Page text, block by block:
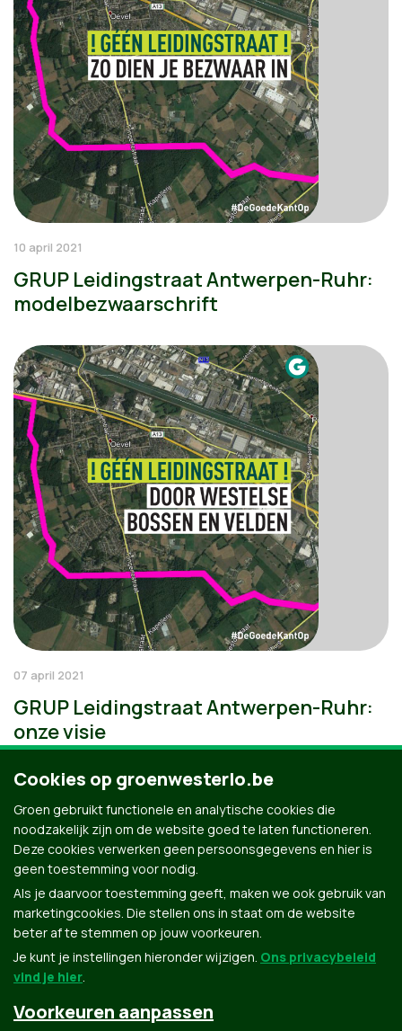
10 april 2021
GRUP Leidingstraat Antwerpen-Ruhr:
modelbezwaarschrift
07 april 2021
GRUP Leidingstraat Antwerpen-Ruhr:
onze visie
Groen.be
Cookies op groenwesterlo.be
Groen gebruikt functionele en analytische cookies die
noodzakelijk zijn om de website goed te laten functioneren.
Deze cookies verwerken geen persoonsgegevens en hier is
geen toestemming voor nodig.
Als je daarvoor toestemming geeft, maken we ook gebruik van
marketingcookies. Die stellen ons in staat om de website
beter af te stemmen op jouw voorkeuren.
Je kunt je instellingen hieronder wijzigen. Ons privacybeleid
vind je hier.
Voorkeuren aanpassen